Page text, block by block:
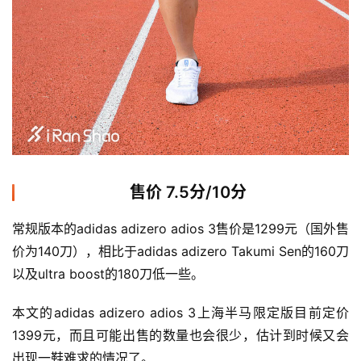
售价 7.5分/10分
常规版本的adidas adizero adios 3售价是1299元（国外售
价为140刀），相比于adidas adizero Takumi Sen的160刀
以及ultra boost的180刀低一些。
本文的adidas adizero adios 3上海半马限定版目前定价
1399元，而且可能出售的数量也会很少，估计到时候又会